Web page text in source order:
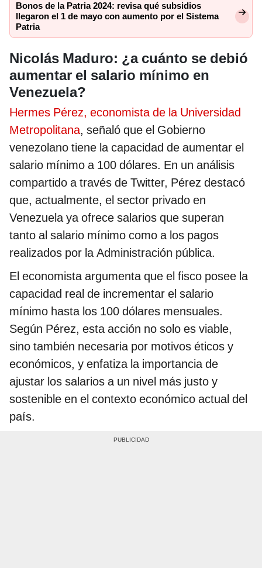
Bonos de la Patria 2024: revisa qué subsidios
llegaron el 1 de mayo con aumento por el Sistema
Patria
Nicolás Maduro: ¿a cuánto se debió
aumentar el salario mínimo en
Venezuela?
Hermes Pérez, economista de la Universidad
Metropolitana, señaló que el Gobierno
venezolano tiene la capacidad de aumentar el
salario mínimo a 100 dólares. En un análisis
compartido a través de Twitter, Pérez destacó
que, actualmente, el sector privado en
Venezuela ya ofrece salarios que superan
tanto al salario mínimo como a los pagos
realizados por la Administración pública.
El economista argumenta que el fisco posee la
capacidad real de incrementar el salario
mínimo hasta los 100 dólares mensuales.
Según Pérez, esta acción no solo es viable,
sino también necesaria por motivos éticos y
económicos, y enfatiza la importancia de
ajustar los salarios a un nivel más justo y
sostenible en el contexto económico actual del
país.